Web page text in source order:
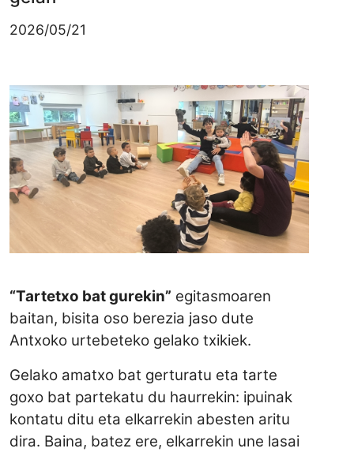
2026/05/21
Irudia
“Tartetxo bat gurekin” egitasmoaren
baitan, bisita oso berezia jaso dute
Antxoko urtebeteko gelako txikiek.
Gelako amatxo bat gerturatu eta tarte
goxo bat partekatu du haurrekin: ipuinak
kontatu ditu eta elkarrekin abesten aritu
dira. Baina, batez ere, elkarrekin une lasai